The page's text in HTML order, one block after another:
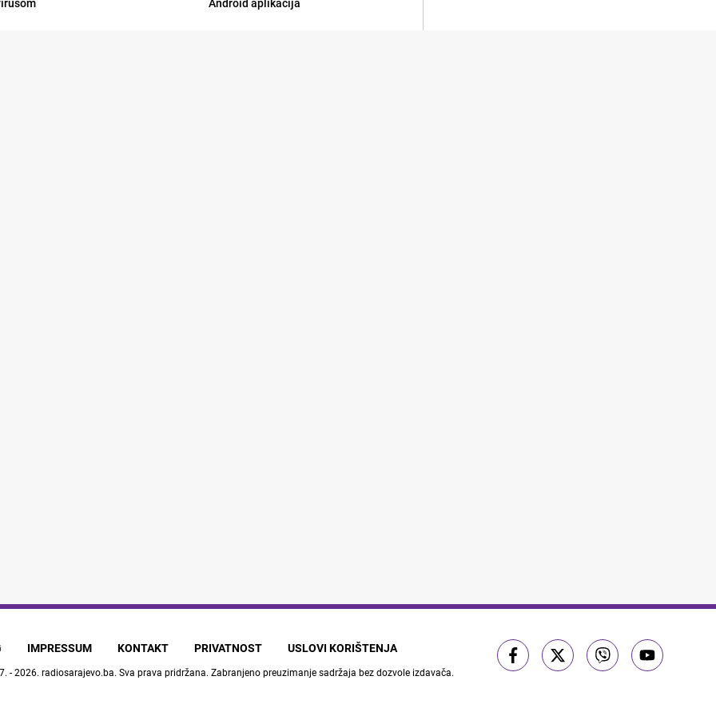
IMPRESSUM KONTAKT PRIVATNOST USLOVI KORIŠTENJA
- 2026. radiosarajevo.ba. Sva prava pridržana. Zabranjeno preuzimanje sadržaja bez dozvole izdavača.